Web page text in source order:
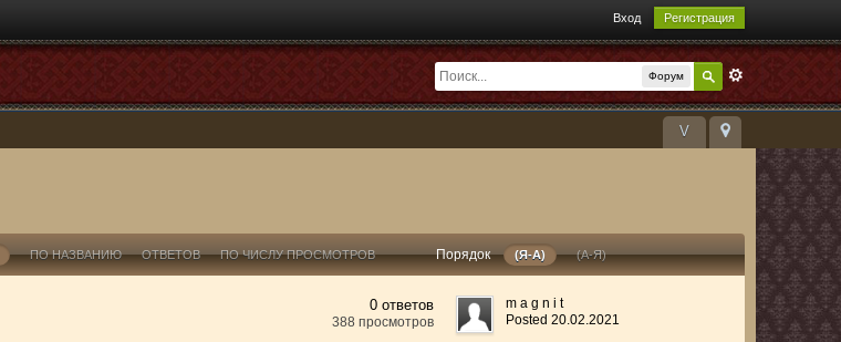
Вход Регистрация
Форум
V
ПО НАЗВАНИЮ ОТВЕТОВ ПО ЧИСЛУ ПРОСМОТРОВ Порядок (Я-А) (А-Я)
0 ответов
388 просмотров
m a g n i t
Posted 20.02.2021